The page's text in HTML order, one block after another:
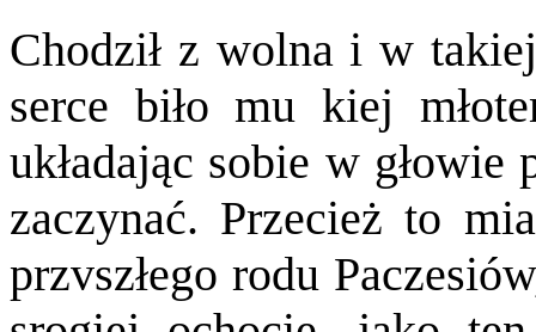
Chodził z wolna i w
serce biło mu kiej
układając sobie w
zaczynać. Przecież to
przvszłego rodu